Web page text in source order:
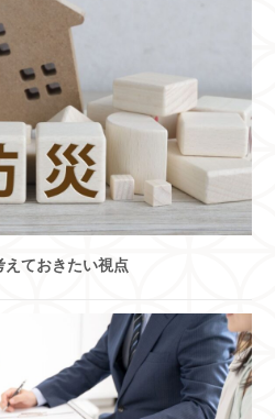
えておきたい視点